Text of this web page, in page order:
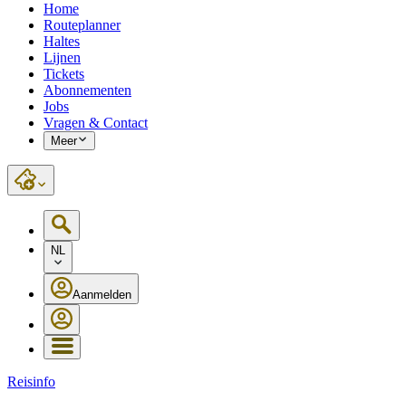
Home
Routeplanner
Haltes
Lijnen
Tickets
Abonnementen
Jobs
Vragen & Contact
Meer
NL
Aanmelden
Reisinfo